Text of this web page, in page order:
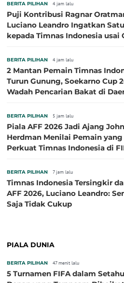
BERITA PILIHAN 4 jam lalu
Puji Kontribusi Ragnar
Luciano Leandro Ingatkan
kepada Timnas Indonesia usai
BERITA PILIHAN 4 jam lalu
2 Mantan Pemain Timnas
Turun Gunung, Soekarno Cup
Wadah Pencarian Bakat di
BERITA PILIHAN 5 jam lalu
Piala AFF 2026 Jadi Ajang John
Herdman Menilai Pemain yang
Perkuat Timnas Indonesia di
BERITA PILIHAN 7 jam lalu
Timnas Indonesia Tersingkir
AFF 2026, Luciano Leandro:
Saja Tidak Cukup
PIALA DUNIA
BERITA PILIHAN 47 menit lalu
5 Turnamen FIFA dalam